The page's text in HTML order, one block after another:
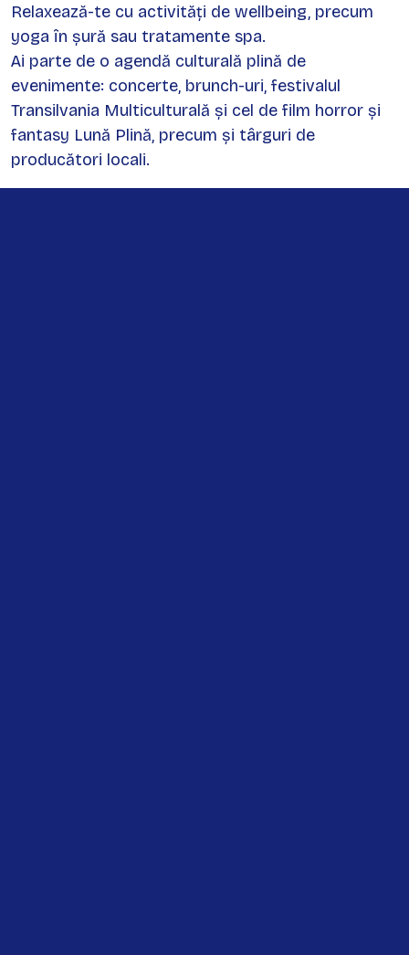
Relaxează-te cu activități de wellbeing, precum
yoga în șură sau tratamente spa.
Ai parte de o agendă culturală plină de
evenimente: concerte, brunch-uri, festivalul
Transilvania Multiculturală și cel de film horror și
fantasy Lună Plină, precum și târguri de
producători locali.